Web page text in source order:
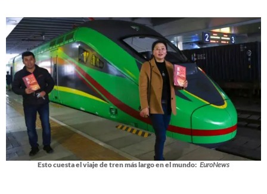
Esto cuesta el viaje de tren más largo en el mundo: EuroNews